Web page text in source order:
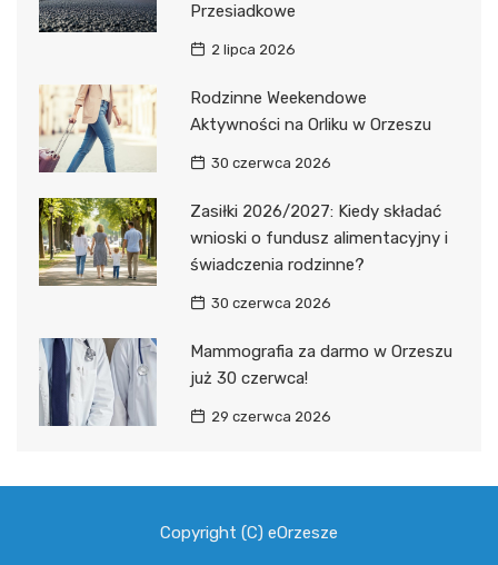
Przesiadkowe
2 lipca 2026
Rodzinne Weekendowe
Aktywności na Orliku w Orzeszu
30 czerwca 2026
Zasiłki 2026/2027: Kiedy składać
wnioski o fundusz alimentacyjny i
świadczenia rodzinne?
30 czerwca 2026
Mammografia za darmo w Orzeszu
już 30 czerwca!
29 czerwca 2026
Copyright (C) eOrzesze